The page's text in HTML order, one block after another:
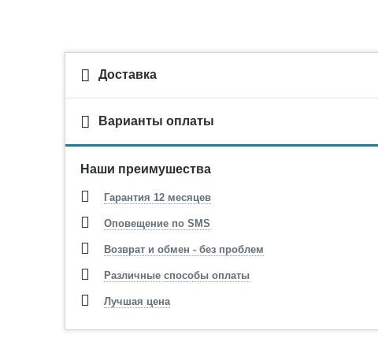
Доставка
Варианты оплаты
Наши преимушества
Гарантия 12 месяцев
Оповещение по SMS
Возврат и обмен - без проблем
Различные способы оплаты
Лучшая цена